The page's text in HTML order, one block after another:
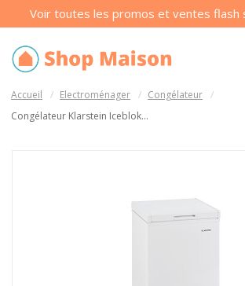
Voir toutes les promos et ventes flash
Accueil Electroménager
Congélateur
Congélateur Klarstein Iceblok...